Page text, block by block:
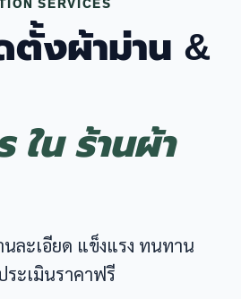
SERVICES
ตั้งผ้าม่าน &
ใน ร้านผ้า
นละเอียด แข็งแรง ทนทาน
ระเมินราคาฟรี